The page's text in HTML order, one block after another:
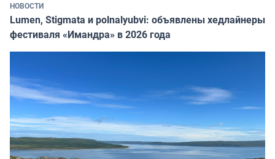
НОВОСТИ
Lumen, Stigmata и polnalyubvi: объявлены хедлайнеры
фестиваля «Имандра» в 2026 года